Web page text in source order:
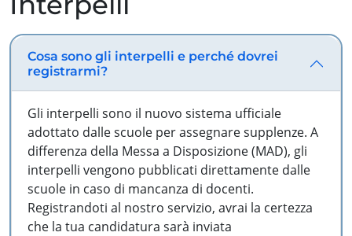
Cosa sono gli interpelli e perché dovrei
registrarmi?
Gli interpelli sono il nuovo sistema ufficiale
adottato dalle scuole per assegnare supplenze. A
differenza della Messa a Disposizione (MAD), gli
interpelli vengono pubblicati direttamente dalle
scuole in caso di mancanza di docenti.
Registrandoti al nostro servizio, avrai la certezza
che la tua candidatura sarà inviata